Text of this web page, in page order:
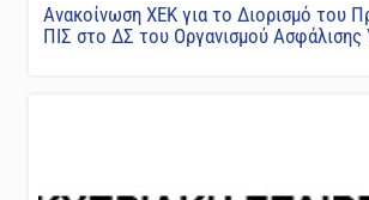
Ανακοίνωση ΧΕΚ για το Διορισμό του
ΠΙΣ στο ΔΣ του Οργανισμού Ασφάλισης